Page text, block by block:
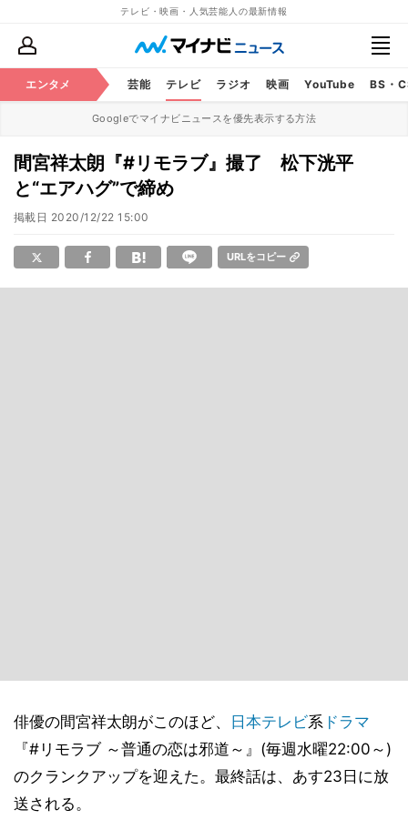
テレビ・映画・人気芸能人の最新情報
エンタメ 芸能 テレビ ラジオ 映画 YouTube BS・
Googleでマイナビニュースを優先表示する方法
間宮祥太朗『#リモラブ』撮了 松下洸平
と“エアハグ”で締め
掲載日 2020/12/22 15:00
URLをコピー
俳優の間宮祥太朗がこのほど、 日本テレビ系 ドラマ
『#リモラブ ～普通の恋は邪道～』(毎週水曜22:00～)
のクランクアップを迎えた。最終話は、あす23日に放
送される。